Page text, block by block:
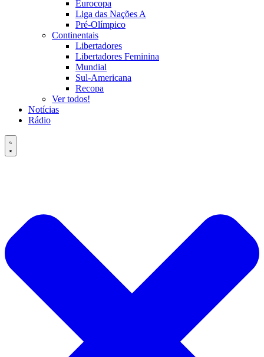
Eurocopa
Liga das Nações A
Pré-Olímpico
Continentais
Libertadores
Libertadores Feminina
Mundial
Sul-Americana
Recopa
Ver todos!
Notícias
Rádio